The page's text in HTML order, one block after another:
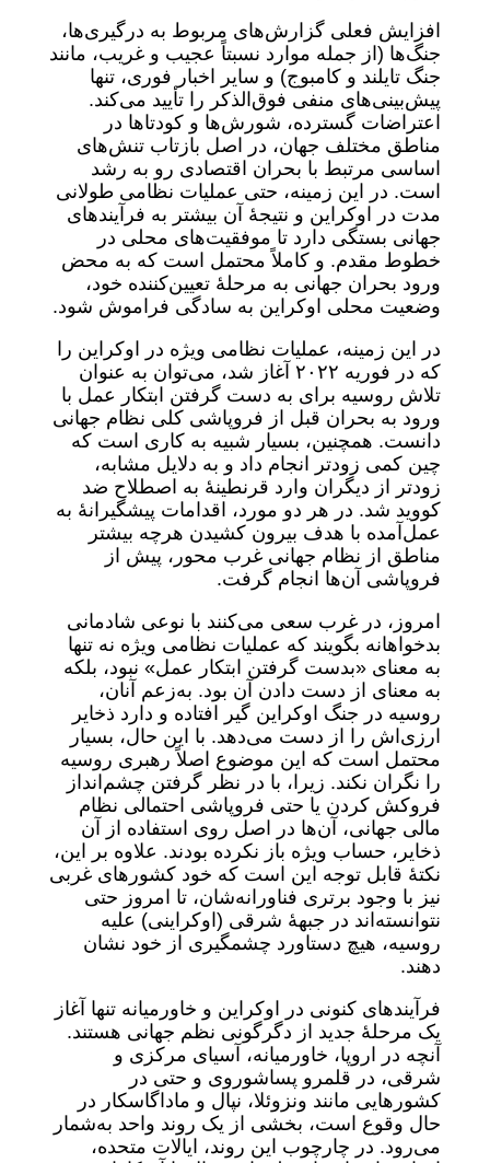
افزایش فعلی گزارش‌های مربوط به درگیری‌ها،
جنگ‌ها (از جمله موارد نسبتاً عجیب و غریب، مانند
جنگ تایلند و کامبوج) و سایر اخبار فوری، تنها
پیش‌بینی‌های منفی فوق‌الذکر را تأیید می‌کند.
اعتراضات گسترده، شورش‌ها و کودتاها در
مناطق مختلف جهان، در اصل بازتاب تنش‌های
اساسی مرتبط با بحران اقتصادی رو به رشد
است. در این زمینه، حتی عملیات نظامی طولانی
مدت در اوکراین و نتیجۀ آن بیشتر به فرآیندهای
جهانی بستگی دارد تا موفقیت‌های محلی در
خطوط مقدم. و کاملاً محتمل است که به محض
ورود بحران جهانی به مرحلۀ تعیین‌کننده خود،
وضعیت محلی اوکراین به سادگی فراموش شود.
در این زمینه، عملیات نظامی ویژه در اوکراین را
که در فوریه ۲۰۲۲ آغاز شد، می‌توان به عنوان
تلاش روسیه برای به دست گرفتن ابتکار عمل با
ورود به بحران قبل از فروپاشی کلی نظام جهانی
دانست. همچنین، بسیار شبیه به کاری است که
چین کمی زودتر انجام داد و به دلایل مشابه،
زودتر از دیگران وارد قرنطینۀ به اصطلاح ضد
کووید شد. در هر دو مورد، اقدامات پیشگیرانۀ به
عمل‌آمده با هدف بیرون کشیدن هرچه بیشتر
مناطق از نظام جهانی غرب محور، پیش از
فروپاشی آن‌ها انجام گرفت.
امروز، در غرب سعی می‌کنند با نوعی شادمانی
بدخواهانه بگویند که عملیات نظامی ویژه نه تنها
به معنای «بدست ‌گرفتن ابتکار عمل» نبود، بلکه
به معنای از دست دادن آن بود. به‌زعم آنان،
روسیه در جنگ اوکراین گیر افتاده و دارد ذخایر
ارزی‌اش را از دست می‌دهد. با این حال، بسیار
محتمل است که این موضوع اصلاً رهبری روسیه
را نگران نکند. زیرا، با در نظر گرفتن چشم‌انداز
فروکش کردن یا حتی فروپاشی احتمالی نظام
مالی جهانی، آن‌ها در اصل روی استفاده از آن
ذخایر، حساب ویژه باز نکرده بودند. علاوه بر این،
نکتۀ قابل توجه این است که خود کشورهای غربی
نیز با وجود برتری فناورانه‌شان، تا امروز حتی
نتوانسته‌اند در جبهۀ شرقی (اوکراینی) علیه
روسیه، هیچ دستاورد چشمگیری از خود نشان
دهند.
فرآیندهای کنونی در اوکراین و خاورمیانه تنها آغاز
یک مرحلۀ جدید از دگرگونی نظم جهانی هستند.
آنچه در اروپا، خاورمیانه، آسیای مرکزی و
شرقی، در قلمرو پساشوروی و حتی در
کشورهایی مانند ونزوئلا، نپال و ماداگاسکار در
حال وقوع است، بخشی از یک روند واحد به‌شمار
می‌رود. در چارچوب این روند، ایالات متحده،